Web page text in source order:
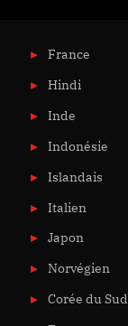
France
Hindi
Inde
Indonésie
Islandais
Italien
Japon
Norvégien
Corée du Sud